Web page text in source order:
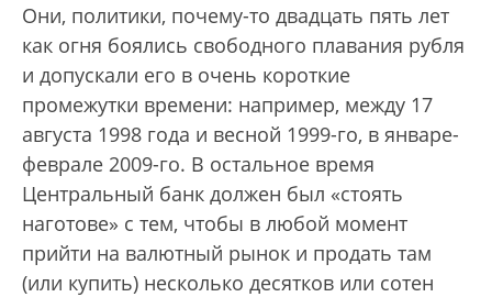
Они, политики, почему-то двадцать пять лет
как огня боялись свободного плавания рубля
и допускали его в очень короткие
промежутки времени: например, между 17
августа 1998 года и весной 1999-го, в январе-
феврале 2009-го. В остальное время
Центральный банк должен был «стоять
наготове» с тем, чтобы в любой момент
прийти на валютный рынок и продать там
(или купить) несколько десятков или сотен